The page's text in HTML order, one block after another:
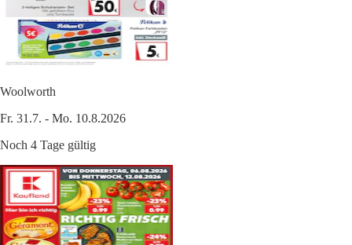
Woolworth
Fr. 31.7. - Mo. 10.8.2026
Noch 4 Tage gültig